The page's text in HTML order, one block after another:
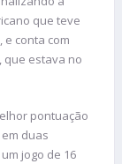
que teve
conta com
que estava no
pontuação
duas
jogo de 16